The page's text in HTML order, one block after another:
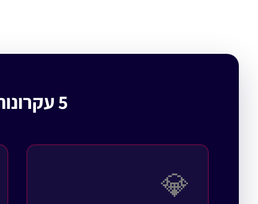
5 עקרונות מרכזיים בעיצוב מסעדות יוקרה
💎